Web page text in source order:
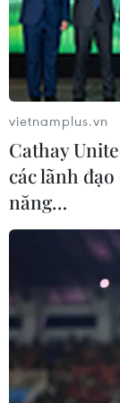
Gần 40 điểm bị
do mưa lớn tại
05/08/2026 14:56
Thả kỳ đà hoa
05/08/2026 13:45
vietnamplus.vn
Cathay
các lãnh
năng…